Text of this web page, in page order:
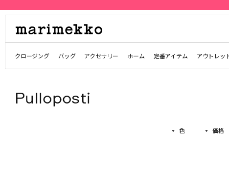
クロージング バッグ アクセサリー ホーム 定番アイテム アウトレッ
Pulloposti
色 価格